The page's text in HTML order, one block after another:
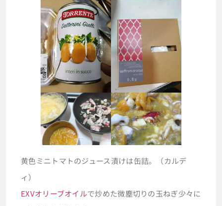
黄色ミニトマトのジュース漬けは缶詰。（カルデ
ィ）
EXVオリーブオイルで炒めた微塵切りの玉ねぎ少々に